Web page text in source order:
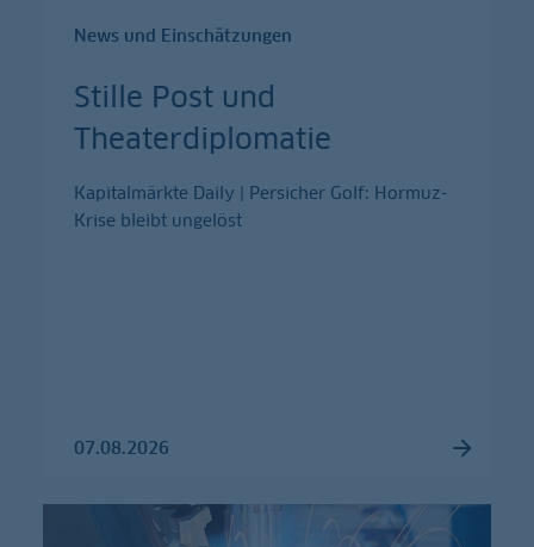
News und Einschätzungen
Stille Post und
Theaterdiplomatie
Kapitalmärkte Daily | Persicher Golf: Hormuz-
Krise bleibt ungelöst
07.08.2026